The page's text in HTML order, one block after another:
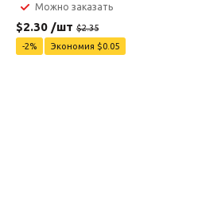
Можно заказать
$2.30 /шт $2.35
-2% Экономия $0.05